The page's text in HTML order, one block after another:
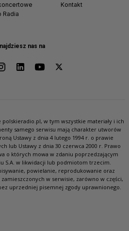
nas na
Radia
Kontakt
w tym wszystkie materiały i ich
samego serwisu mają charakter utworów
Ustawy z dnia 4 lutego 1994 r. o prawie
lub Ustawy z dnia 30 czerwca 2000 r. Prawo
o których mowa w zdaniu poprzedzającym
S.A. w likwidacji lub podmiotom trzecim.
powielanie, reprodukowanie oraz
w serwisie, zarówno w części,
uprzedniej pisemnej zgody uprawnionego.